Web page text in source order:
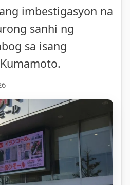
imbestigasyon na
sanhi ng
sa isang